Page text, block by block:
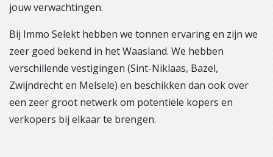
jouw verwachtingen.
Bij Immo Selekt hebben we tonnen ervaring en zijn we
zeer goed bekend in het Waasland. We hebben
verschillende vestigingen (Sint-Niklaas, Bazel,
Zwijndrecht en Melsele) en beschikken dan ook over
een zeer groot netwerk om potentiële kopers en
verkopers bij elkaar te brengen.